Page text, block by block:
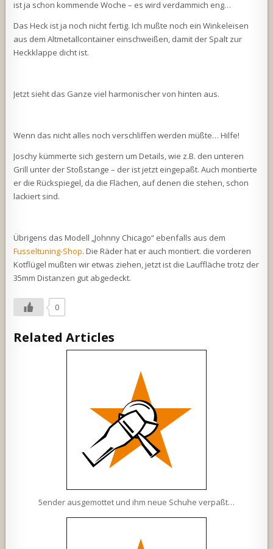
ist ja schon kommende Woche – es wird verdammich eng…
Das Heck ist ja noch nicht fertig. Ich mußte noch ein Winkeleisen
aus dem Altmetallcontainer einschweißen, damit der Spalt zur
Heckklappe dicht ist.
Jetzt sieht das Ganze viel harmonischer von hinten aus.
Wenn das nicht alles noch verschliffen werden müßte… Hilfe!
Joschy kümmerte sich gestern um Details, wie z.B. den unteren
Grill unter der Stoßstange – der ist jetzt eingepaßt. Auch montierte
er die Rückspiegel, da die Flächen, auf denen die stehen, schon
lackiert sind.
Übrigens das Modell „Johnny Chicago“ ebenfalls aus dem
Fusseltuning-Shop. Die Räder hat er auch montiert. die vorderen
Kotflügel mußten wir etwas ziehen, jetzt ist die Lauffläche trotz der
35mm Distanzen gut abgedeckt.
0
Related Articles
5ender ausgemottet und ihm neue Schuhe verpaßt…